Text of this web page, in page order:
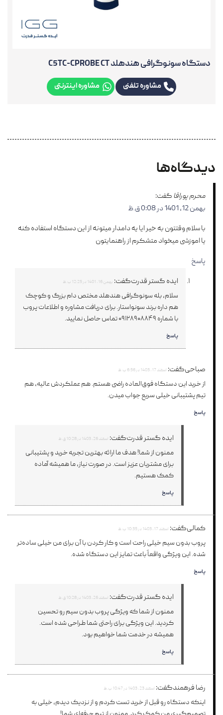
دستگاه سونوگرافی هندهلد C5TC-CPROBE CT
مشاوره تلفنی مشاوره اینترنتی
دیدگاه‌ها
محرم پوراقاگفت:
بهمن 12, 1401 در 0:08 ق.ظ
با سلام وقتتون به خیر ایا یه دامدار میتونه از این دستگاه استفاده کنه
یا اموزشی میخواد متشکرم از راهنمایتون
پاسخ
ایده گستر قدرتگفت: بهمن 16, 1401 در 12:25 ب.ظ
سلام، بله سونوگرافی هندهلد مختص دام بزرگ و کوچک
هم داره برند سونواستار. برای دریافت مشاوره و اطلاعات پروب
با شماره ۰۹۱۲۸۹۰۸۸۴۹ تماس حاصل نمایید.
پاسخ
صباحیگفت: اسفند 17, 1403 در 6:56 ب.ظ
از خرید این دستگاه فوق‌العاده راضی هستم. هم عملکردش عالیه، هم
تیم پشتیبانی خیلی سریع جواب میدن.
پاسخ
ایده گستر قدرتگفت: اسفند 26, 1403 در 10:28 ق.ظ
ممنون از شما! هدف ما ارائه بهترین تجربه خرید و پشتیبانی
برای مشتریان عزیز است. در صورت نیاز، ما همیشه آماده
کمک هستیم.
پاسخ
کمالیگفت: اسفند 17, 1403 در 10:35 ب.ظ
پروب بدون سیم خیلی راحت است و کار کردن با آن برای من خیلی ساده‌تر
شده. این ویژگی واقعاً باعث تمایز این دستگاه شده.
پاسخ
ایده گستر قدرتگفت: اسفند 26, 1403 در 10:28 ق.ظ
ممنون از شما که ویژگی پروب بدون سیم رو تحسین
کردید. این ویژگی برای راحتی شما طراحی شده است.
همیشه در خدمت شما خواهیم بود.
پاسخ
رضا فرهمندگفت: اسفند 23, 1403 در 10:47 ب.ظ
اینکه دستگاه رو قبل از خرید تست کردم و از نزدیک دیدم، خیلی به